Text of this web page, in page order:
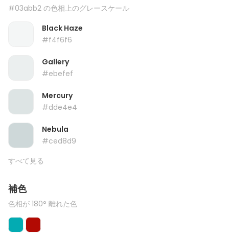
#03abb2 の色相上のグレースケール
Black Haze
#f4f6f6
Gallery
#ebefef
Mercury
#dde4e4
Nebula
#ced8d9
すべて見る
補色
色相が 180° 離れた色